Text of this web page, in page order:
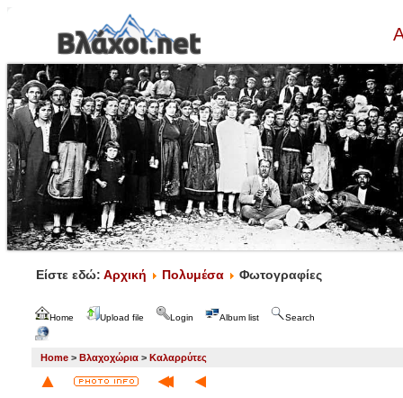
Είστε εδώ: Αρχική Πολυμέσα Φωτογραφίες
Home Upload file Login Album list Search
Home > Βλαχοχώρια > Καλαρρύτες